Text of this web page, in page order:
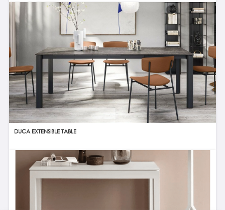
DUCA EXTENSIBLE TABLE